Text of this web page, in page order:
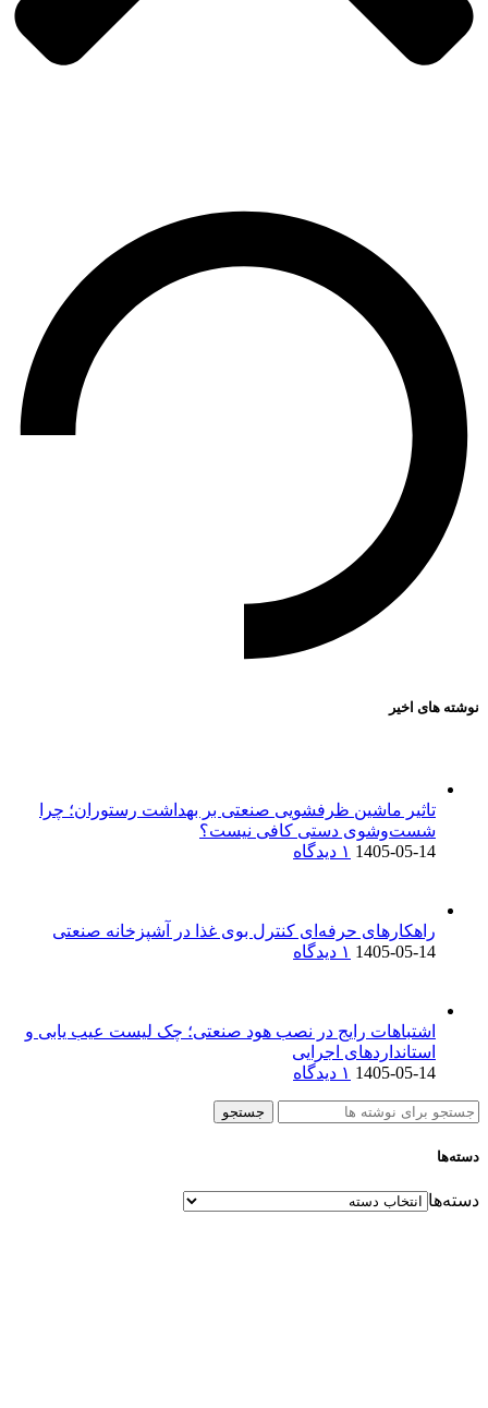
نوشته های اخیر
تاثیر ماشین ظرفشویی صنعتی بر بهداشت رستوران؛ چرا
شست‌وشوی دستی کافی نیست؟
1405-05-14 ۱ دیدگاه
راهکارهای حرفه‌ای کنترل بوی غذا در آشپزخانه صنعتی
1405-05-14 ۱ دیدگاه
اشتباهات رایج در نصب هود صنعتی؛ چک لیست عیب یابی و
استانداردهای اجرایی
1405-05-14 ۱ دیدگاه
جستجو
دسته‌ها
دسته‌ها